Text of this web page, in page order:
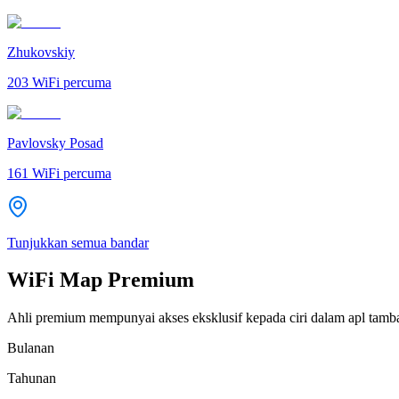
Zhukovskiy
203 WiFi percuma
Pavlovsky Posad
161 WiFi percuma
Tunjukkan semua bandar
WiFi Map Premium
Ahli premium mempunyai akses eksklusif kepada ciri dalam apl
Bulanan
Tahunan